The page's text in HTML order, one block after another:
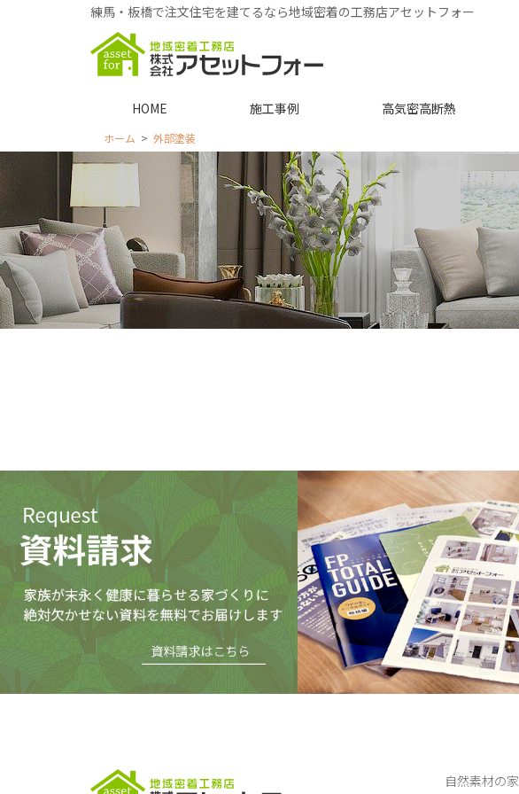
練馬・板橋で注文住宅を建てるなら地域密着の工務店アセットフォー
HOME 施工事例 高気密高断熱
ホーム 外部塗装
自然素材の家